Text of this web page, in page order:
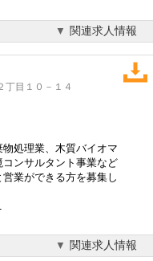
関連求人情報
目１０－１４
処理業、木質バイオマ
コンサルタント 事業など
業ができる方を募集し
関連求人情報